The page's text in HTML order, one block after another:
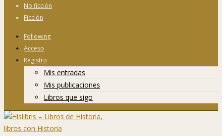
No ficción
Ficción
Following
Acceso
Registro
Mis entradas
Mis publicaciones
Libros que sigo